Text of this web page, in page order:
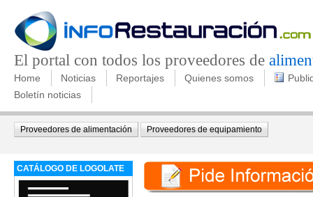
El portal con todos los proveedores de
Home Noticias Reportajes Quienes somos
Boletín noticias
Proveedores de alimentación Proveedores de equipamiento
CATÁLOGO DE LOGOLATE